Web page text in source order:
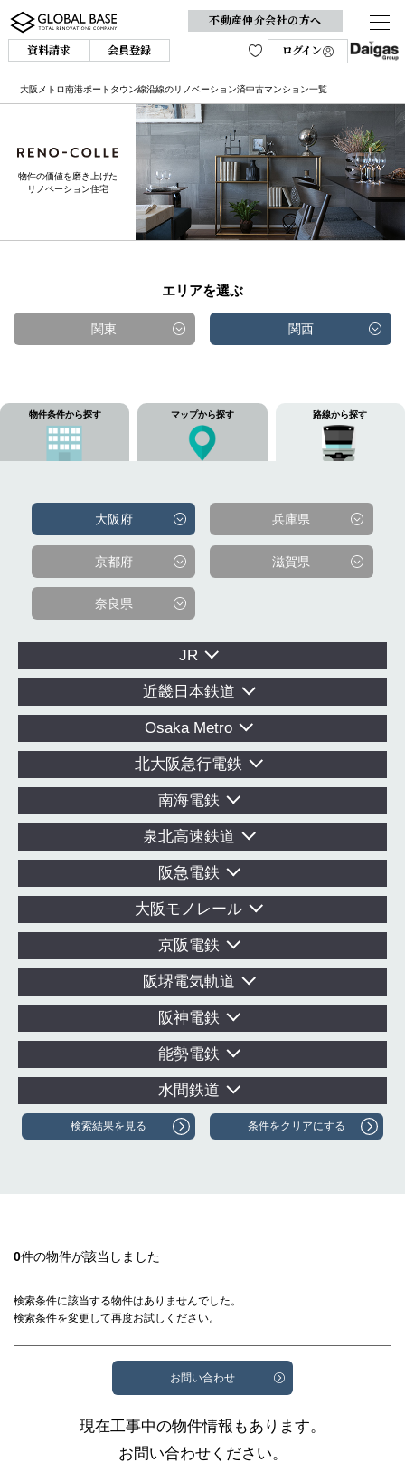
不動産仲介会社の方へ
資料請求
会員登録 ログイン
大阪メトロ南港ポートタウン線沿線のリノベーション済中古マンション一覧
物件の価値を磨き上げた
リノベーション住宅
エリアを選ぶ
関東 関西
物件条件から探す マップから探す 路線から探す
大阪府 兵庫県
京都府 滋賀県
奈良県
JR
近畿日本鉄道
Osaka Metro
北大阪急行電鉄
南海電鉄
泉北高速鉄道
阪急電鉄
大阪モノレール
京阪電鉄
阪堺電気軌道
阪神電鉄
能勢電鉄
水間鉄道
0件の物件が該当しました
検索条件に該当する物件はありませんでした。
検索条件を変更して再度お試しください。
お問い合わせ
現在工事中の物件情報もあります。
お問い合わせください。